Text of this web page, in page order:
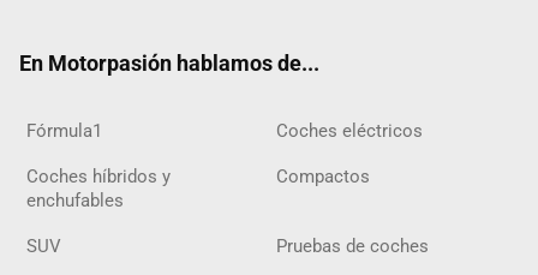
En Motorpasión hablamos de...
Fórmula1 Coches eléctricos
Coches híbridos y
enchufables
Compactos
SUV Pruebas de coches